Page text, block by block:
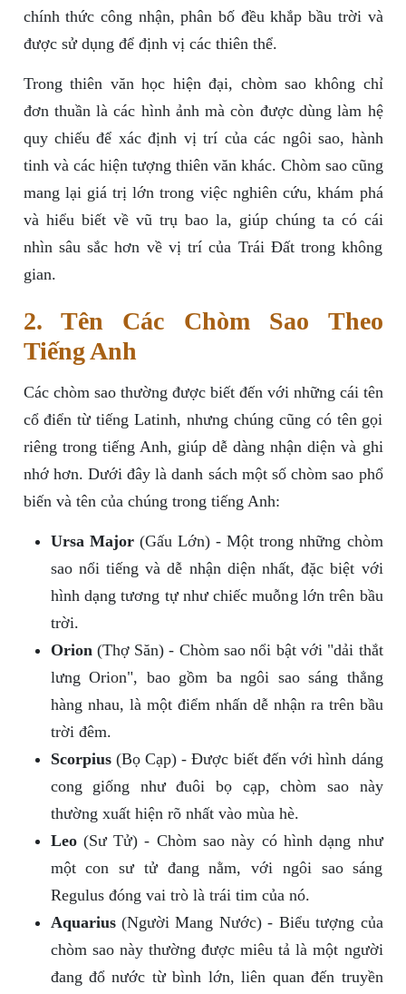
chính thức công nhận, phân bố đều khắp bầu trời và
được sử dụng để định vị các thiên thể.
Trong thiên văn học hiện đại, chòm sao không chỉ
đơn thuần là các hình ảnh mà còn được dùng làm hệ
quy chiếu để xác định vị trí của các ngôi sao, hành
tinh và các hiện tượng thiên văn khác. Chòm sao cũng
mang lại giá trị lớn trong việc nghiên cứu, khám phá
và hiểu biết về vũ trụ bao la, giúp chúng ta có cái
nhìn sâu sắc hơn về vị trí của Trái Đất trong không
gian.
2. Tên Các Chòm Sao Theo
Tiếng Anh
Các chòm sao thường được biết đến với những cái tên
cổ điển từ tiếng Latinh, nhưng chúng cũng có tên gọi
riêng trong tiếng Anh, giúp dễ dàng nhận diện và ghi
nhớ hơn. Dưới đây là danh sách một số chòm sao phổ
biến và tên của chúng trong tiếng Anh:
Ursa Major(Gấu Lớn) - Một trong những chòm
sao nổi tiếng và dễ nhận diện nhất, đặc biệt với
hình dạng tương tự như chiếc muỗng lớn trên bầu
trời.
Orion(Thợ Săn) - Chòm sao nổi bật với "dải thắt
lưng Orion", bao gồm ba ngôi sao sáng thẳng
hàng nhau, là một điểm nhấn dễ nhận ra trên bầu
trời đêm.
Scorpius(Bọ Cạp) - Được biết đến với hình dáng
cong giống như đuôi bọ cạp, chòm sao này
thường xuất hiện rõ nhất vào mùa hè.
Leo(Sư Tử) - Chòm sao này có hình dạng như
một con sư tử đang nằm, với ngôi sao sáng
Regulus đóng vai trò là trái tim của nó.
Aquarius(Người Mang Nước) - Biểu tượng của
chòm sao này thường được miêu tả là một người
đang đổ nước từ bình lớn, liên quan đến truyền